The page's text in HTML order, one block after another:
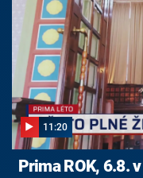
11:20
Prima ROK, 6.8.